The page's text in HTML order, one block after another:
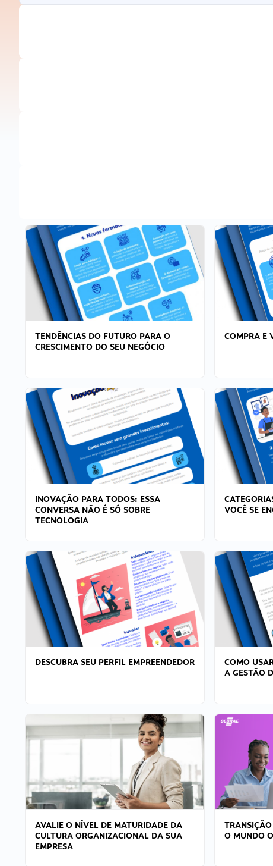
TENDÊNCIAS DO FUTURO PARA O
CRESCIMENTO DO SEU NEGÓCIO
COMPRA E
INOVAÇÃO PARA TODOS: ESSA
CONVERSA NÃO É SÓ SOBRE
TECNOLOGIA
VOCÊ SE
DESCUBRA SEU PERFIL EMPREENDEDOR
COMO
A GESTÃO
AVALIE O NÍVEL DE MATURIDADE DA
CULTURA ORGANIZACIONAL DA SUA
EMPRESA
O MUNDO